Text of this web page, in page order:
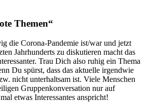
Themen“
die Corona-Pandemie ist/war und jetzt
Jahrhunderts zu diskutieren macht das
Trau Dich also ruhig ein Thema
Du spürst, dass das aktuelle irgendwie
nicht unterhaltsam ist. Viele Menschen
Gruppenkonversation nur auf
etwas Interessantes anspricht!